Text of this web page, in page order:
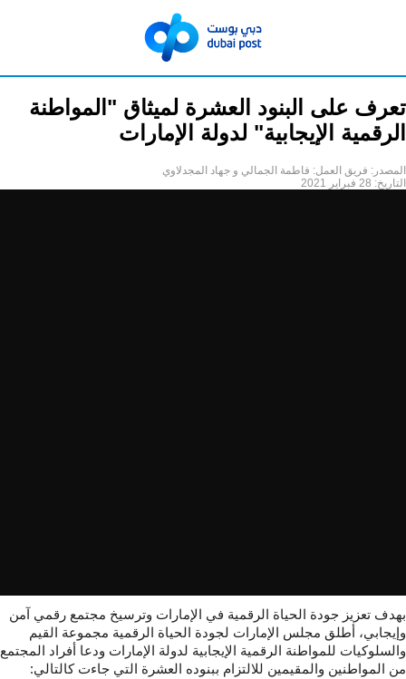
تعرف على البنود العشرة لميثاق "المواطنة
الرقمية الإيجابية" لدولة الإمارات
المصدر: فريق العمل: فاطمة الجمالي و جهاد المجدلاوي
التاريخ: 28 فبراير 2021
بهدف تعزيز جودة الحياة الرقمية في الإمارات وترسيخ مجتمع رقمي آمن
وإيجابي، أطلق مجلس الإمارات لجودة الحياة الرقمية مجموعة القيم
والسلوكيات للمواطنة الرقمية الإيجابية لدولة الإمارات ودعا أفراد المجتمع
من المواطنين والمقيمين للالتزام ببنوده العشرة التي جاءت كالتالي: